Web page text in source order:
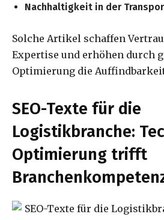
Nachhaltigkeit in der
Solche Artikel schaffen
Expertise und erhöhen durch
Optimierung die
SEO-Texte für die
Logistikbranche:
Optimierung trifft